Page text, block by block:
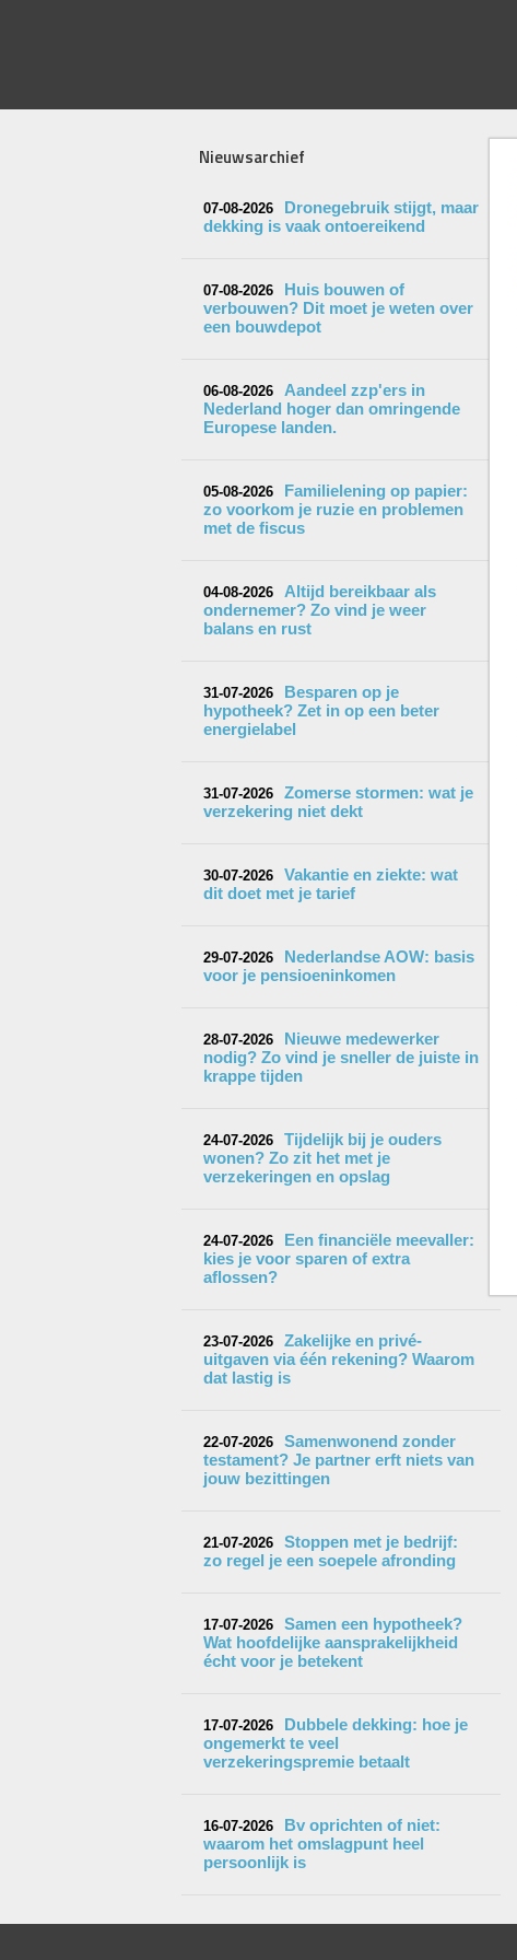
Nieuwsarchief
07-08-2026
Dronegebruik stijgt, maar
dekking is vaak ontoereikend
07-08-2026
Huis bouwen of
verbouwen? Dit moet je weten over
een bouwdepot
06-08-2026
Aandeel zzp'ers in
Nederland hoger dan omringende
Europese landen.
05-08-2026
Familielening op papier:
zo voorkom je ruzie en problemen
met de fiscus
04-08-2026
Altijd bereikbaar als
ondernemer? Zo vind je weer
balans en rust
31-07-2026
Besparen op je
hypotheek? Zet in op een beter
energielabel
31-07-2026
Zomerse stormen: wat je
verzekering niet dekt
30-07-2026
Vakantie en ziekte: wat
dit doet met je tarief
29-07-2026
Nederlandse AOW: basis
voor je pensioeninkomen
28-07-2026
Nieuwe medewerker
nodig? Zo vind je sneller de juiste in
krappe tijden
24-07-2026
Tijdelijk bij je ouders
wonen? Zo zit het met je
verzekeringen en opslag
24-07-2026
Een financiële meevaller:
kies je voor sparen of extra
aflossen?
23-07-2026
Zakelijke en privé-
uitgaven via één rekening? Waarom
dat lastig is
22-07-2026
Samenwonend zonder
testament? Je partner erft niets van
jouw bezittingen
21-07-2026
Stoppen met je bedrijf:
zo regel je een soepele afronding
17-07-2026
Samen een hypotheek?
Wat hoofdelijke aansprakelijkheid
écht voor je betekent
17-07-2026
Dubbele dekking: hoe je
ongemerkt te veel
verzekeringspremie betaalt
16-07-2026
Bv oprichten of niet:
waarom het omslagpunt heel
persoonlijk is